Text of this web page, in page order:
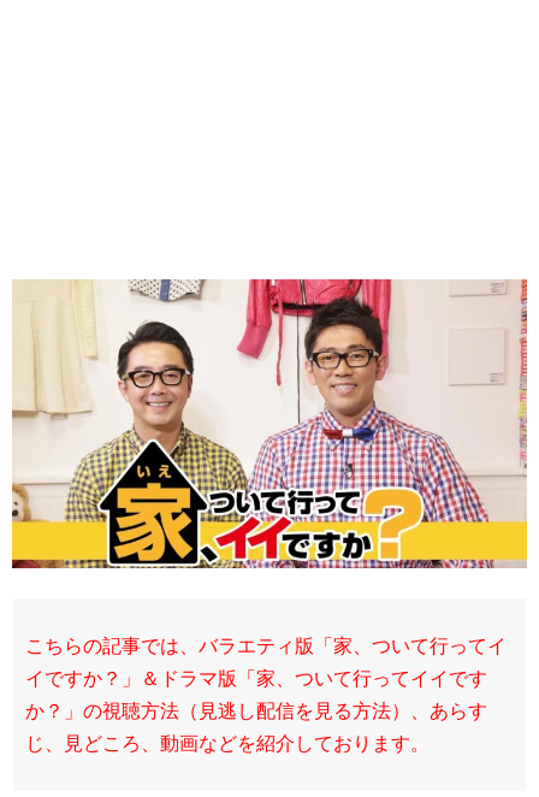
こちらの記事では、バラエティ版「家、 ついて行ってイ
イですか？」
＆ドラマ版「家、ついて行ってイイです
か？」の視聴方法（見逃し配信を見る方法）、あらす
じ、見どころ、動画などを紹介しております。